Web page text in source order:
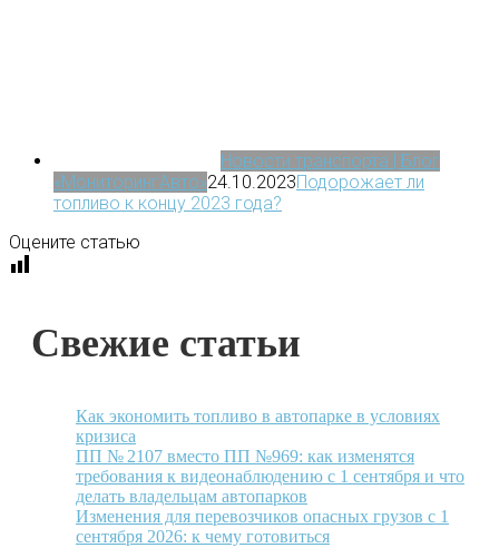
Новости транспорта | Блог
«МониторингАвто»24.10.2023Подорожает ли
топливо к концу 2023 года?
Оцените статью
Свежие статьи
Как экономить топливо в автопарке в условиях
кризиса
ПП № 2107 вместо ПП №969: как изменятся
требования к видеонаблюдению с 1 сентября и что
делать владельцам автопарков
Изменения для перевозчиков опасных грузов с 1
сентября 2026: к чему готовиться